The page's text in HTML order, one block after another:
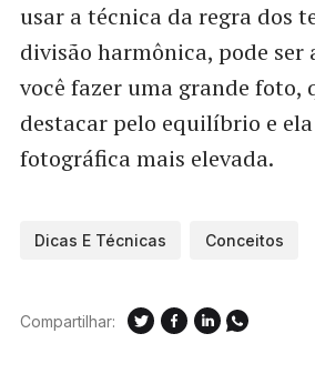
usar a técnica da regra dos
divisão harmônica, pode ser
você fazer uma grande foto,
destacar pelo equilíbrio e
fotográfica mais elevada.
Dicas E Técnicas Conceitos
Compartilhar: